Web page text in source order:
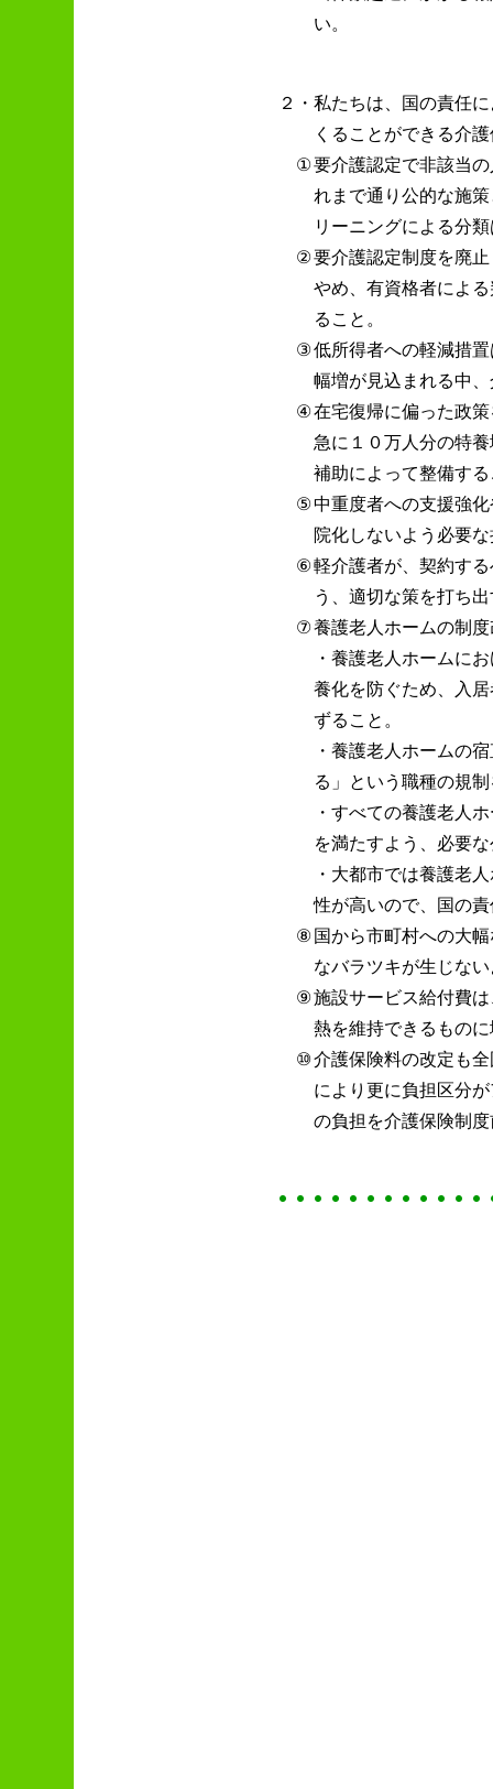
い。
２・ 私たちは、国の責任
くることができる介
①要介護認定で非該当
れまで通り公的な施
リーニングによる分
②要介護認定制度を廃
やめ、有資格者によ
ること。
③低所得者への軽減措
幅増が見込まれる中
④在宅復帰に偏った政
急に１０万人分の特
補助によって整備す
⑤中重度者への支援強
院化しないよう必要
⑥軽介護者が、契約す
う、適切な策を打ち
⑦養護老人ホームの制
・養護老人ホームに
養化を防ぐため、入
ずること。
・養護老人ホームの
る」という職種の規
・すべての養護老人
を満たすよう、必要
・大都市では養護老
性が高いので、国の
⑧ 国から市町村への大
なバラツキが生じな
⑨施設サービス給付費
熱を維持できるもの
⑩介護保険料の改定も
により更に負担区分
の負担を介護保険制